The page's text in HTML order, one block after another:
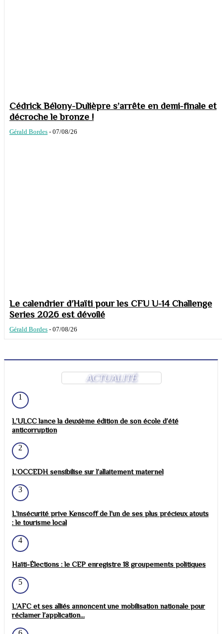
Cédrick Bélony-Dulièpre s’arrête en demi-finale et
décroche le bronze !
Gérald Bordes - 07/08/26
Le calendrier d’Haïti pour les CFU U-14 Challenge
Series 2026 est dévoilé
Gérald Bordes - 07/08/26
ACTUALITÉ
1
L’ULCC lance la deuxième édition de son école d’été
anticorruption
2
L’OCCEDH sensibilise sur l’allaitement maternel
3
L’insécurité prive Kenscoff de l’un de ses plus précieux atouts
: le tourisme local
4
Haïti-Élections : le CEP enregistre 18 groupements politiques
5
L’AFC et ses alliés annoncent une mobilisation nationale pour
réclamer l’application...